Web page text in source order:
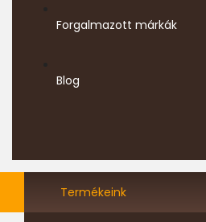
Forgalmazott márkák
Blog
Termékeink